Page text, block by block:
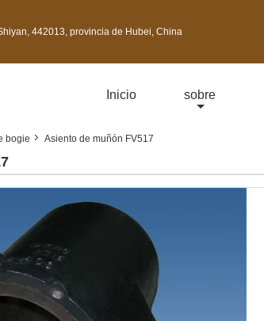
442013, provincia de Hubei, China
Inicio sobre
bogie Asiento de muñón FV517